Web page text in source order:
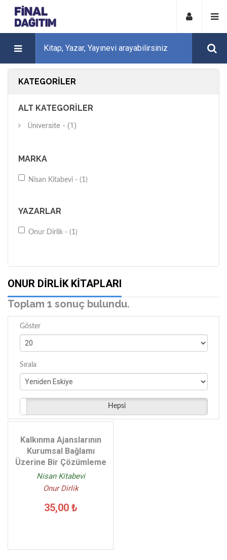
KATEGORILER
ALT KATEGORILER
Üniversite - (1)
MARKA
Nisan Kitabevi - (1)
YAZARLAR
Onur Dirlik - (1)
ONUR DIRLIK KITAPLARI
Toplam 1 sonuç bulundu.
Göster
Sırala
Hepsi
Kalkınma Ajanslarının
Kurumsal Bağlamı
Üzerine Bir Çözümleme
Nisan Kitabevi
Onur Dirlik
35,00 ₺